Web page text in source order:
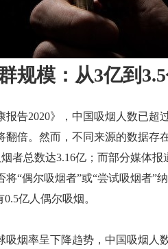
规模：从3亿到
报告2020》，中国吸烟人数已超
翻倍。然而，不同来源的数据存
者总数达3.16亿；而部分媒体
“偶尔吸烟者”或“尝试吸烟者”
亿人偶尔吸烟。
吸烟率呈下降趋势，中国吸烟人